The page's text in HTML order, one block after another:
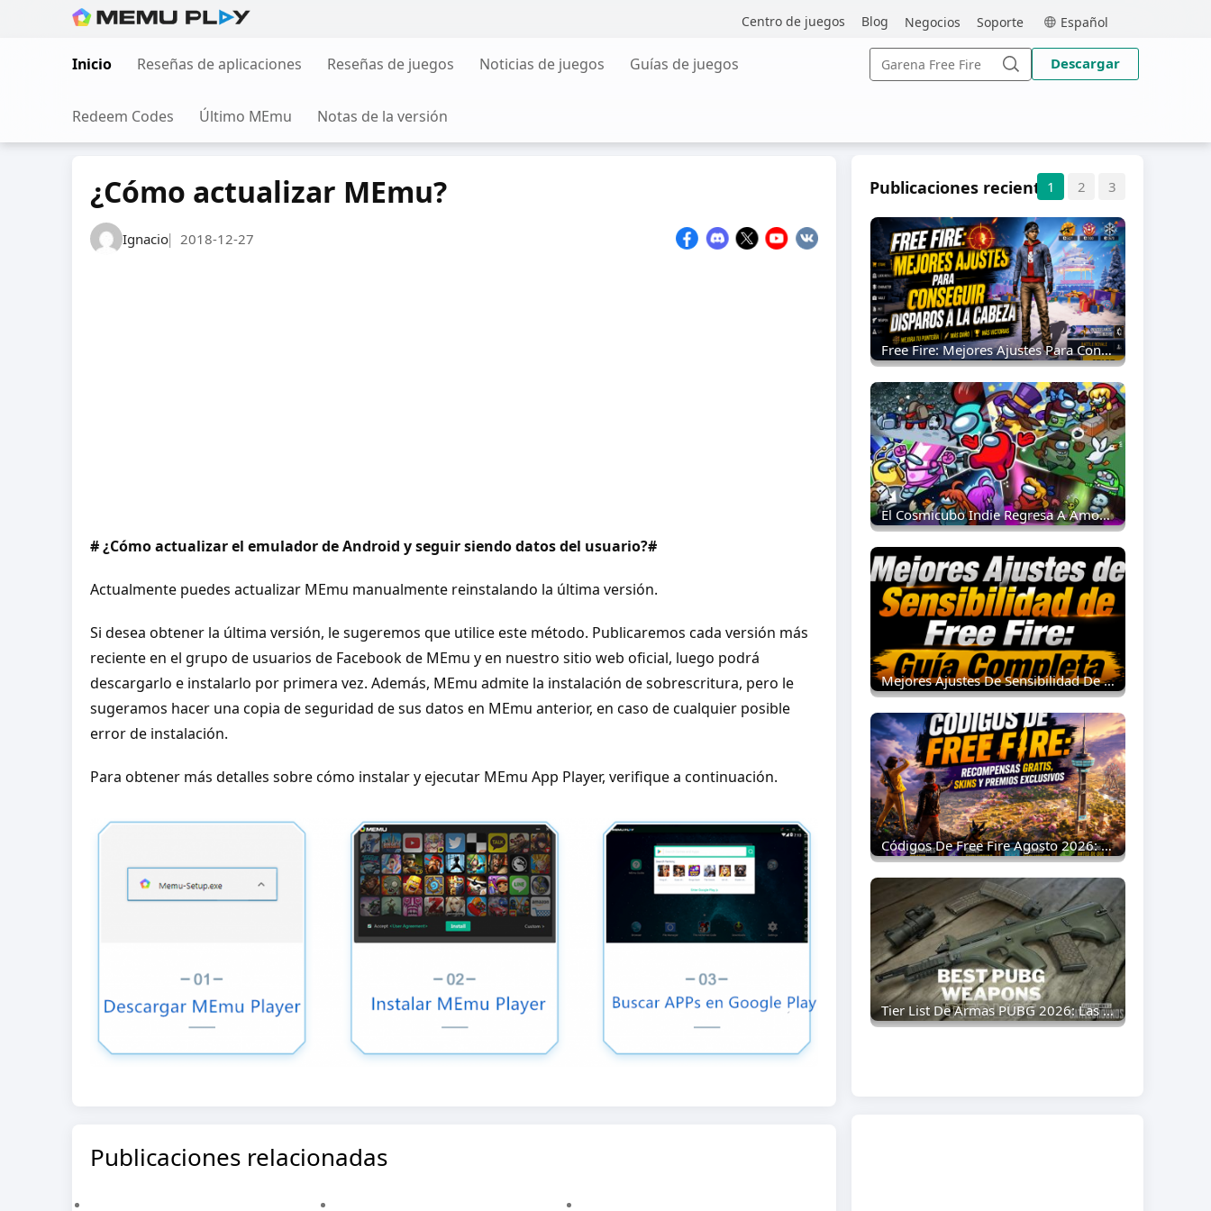
MEmu Español
Soporte
Negocios
Blog
Centro de juegos
al
contenido
Inicio Reseñas de aplicaciones Reseñas de juegos Noticias de juegos Guías de juegos
Redeem Codes Último MEmu Notas de la versión
Buscar:
Buscar
Descargar
¿Cómo actualizar MEmu?
Ignacio| 2018-12-27
# ¿Cómo actualizar el emulador de Android y seguir siendo datos del usuario?#
Actualmente puedes actualizar MEmu manualmente reinstalando la última versión.
Si desea obtener la última versión, le sugeremos que utilice este método. Publicaremos cada versión más
reciente en el grupo de usuarios de Facebook de MEmu y en nuestro sitio web oficial, luego podrá
descargarlo e instalarlo por primera vez. Además, MEmu admite la instalación de sobrescritura, pero le
sugeramos hacer una copia de seguridad de sus datos en MEmu anterior, en caso de cualquier posible
error de instalación.
Para obtener más detalles sobre cómo instalar y ejecutar MEmu App Player, verifique a continuación.
Publicaciones relacionadas
Publicaciones recientes
1 2 3
Free Fire: Mejores Ajustes Para Conseguir Disparos A La Cabeza
El Cosmicubo Indie Regresa A Among Us: Todo Lo Que Necesitas Saber Como Tripulante
Mejores Ajustes De Sensibilidad De Free Fire: Guía Completa 2026
Códigos De Free Fire Agosto 2026: Recompensas Gratis, Skins Y Premios Exclusivos
Tier List De Armas PUBG 2026: Las Mejores Armas Clasificadas De La S A La D (Guía Actualizada)